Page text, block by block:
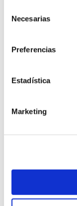
Necesarias
Preferencias
Estadística
Marketing
putant